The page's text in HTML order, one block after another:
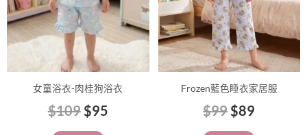
女童浴衣-肉桂狗浴衣
$109$95
式。
可
在
產
頁
面
選
Frozen藍色睡衣家居服
$99$89
式。
可
在
產
頁
面
選